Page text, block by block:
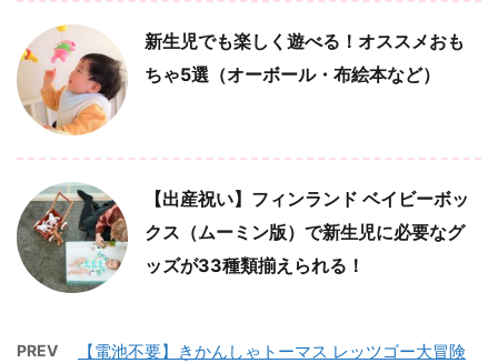
新生児でも楽しく遊べる！オススメおも
ちゃ5選（オーボール・布絵本など）
【出産祝い】フィンランド ベイビーボッ
クス（ムーミン版）で新生児に必要なグ
ッズが33種類揃えられる！
PREV
【電池不要】きかんしゃトーマス レッツゴー大冒険